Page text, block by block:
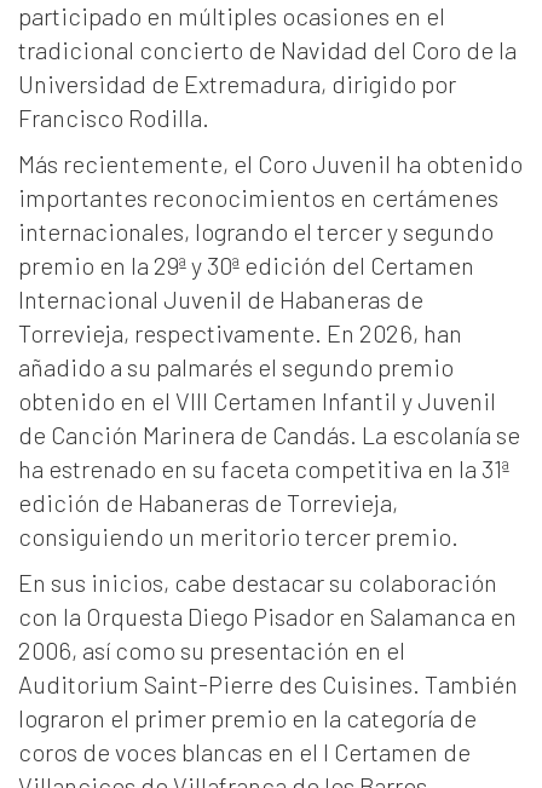
participado en múltiples ocasiones en el
tradicional concierto de Navidad del Coro de la
Universidad de Extremadura, dirigido por
Francisco Rodilla.
Más recientemente, el Coro Juvenil ha obtenido
importantes reconocimientos en certámenes
internacionales, logrando el tercer y segundo
premio en la 29ª y 30ª edición del Certamen
Internacional Juvenil de Habaneras de
Torrevieja, respectivamente. En 2026, han
añadido a su palmarés el segundo premio
obtenido en el VIII Certamen Infantil y Juvenil
de Canción Marinera de Candás. La escolanía se
ha estrenado en su faceta competitiva en la 31ª
edición de Habaneras de Torrevieja,
consiguiendo un meritorio tercer premio.
En sus inicios, cabe destacar su colaboración
con la Orquesta Diego Pisador en Salamanca en
2006, así como su presentación en el
Auditorium Saint-Pierre des Cuisines. También
lograron el primer premio en la categoría de
coros de voces blancas en el I Certamen de